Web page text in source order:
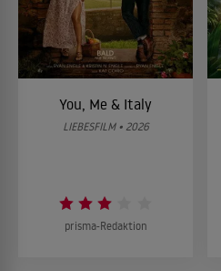
You, Me & Italy
LIEBESFILM • 2026
prisma-Redaktion